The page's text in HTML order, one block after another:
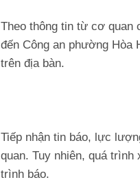
Theo thông tin từ cơ quan
đến Công an phường Hòa
trên địa bàn.
Tiếp nhận tin báo, lực
quan. Tuy nhiên, quá
trình báo.